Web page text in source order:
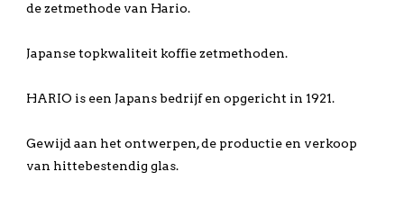
de zetmethode van Hario.
Japanse topkwaliteit koffie zetmethoden.
HARIO is een Japans bedrijf en opgericht in 1921.
Gewijd aan het ontwerpen, de productie en verkoop
van hittebestendig glas.